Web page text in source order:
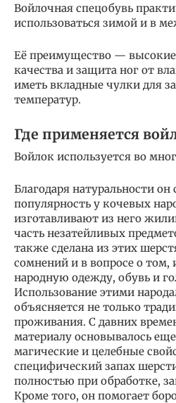
Войлочная спецобувь
использоваться зимой и в
Её преимущество —
качества и защита ног от
иметь вкладные чулки для
температур.
Где применяется
Войлок используется во
Благодаря натуральности он
популярность у кочевых
изготавливают из него
часть незатейливых
также сделана из этих
сомнений и в вопросе о том,
народную одежду, обувь и
Использование этими
объясняется не только
проживания. С давних
материалу основывалось
магические и целебные
специфический запах
полностью при обработке,
Кроме того, он помогает